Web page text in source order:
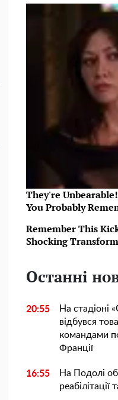
They're
You Probably
Remember This
Shocking
Останні
20:55
На стадіоні
відбувся
командами
Франції
16:55
На Подолі
реабілітації